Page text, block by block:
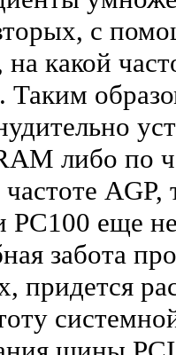
с
какой
Таким
либо по
еще
забота
придется